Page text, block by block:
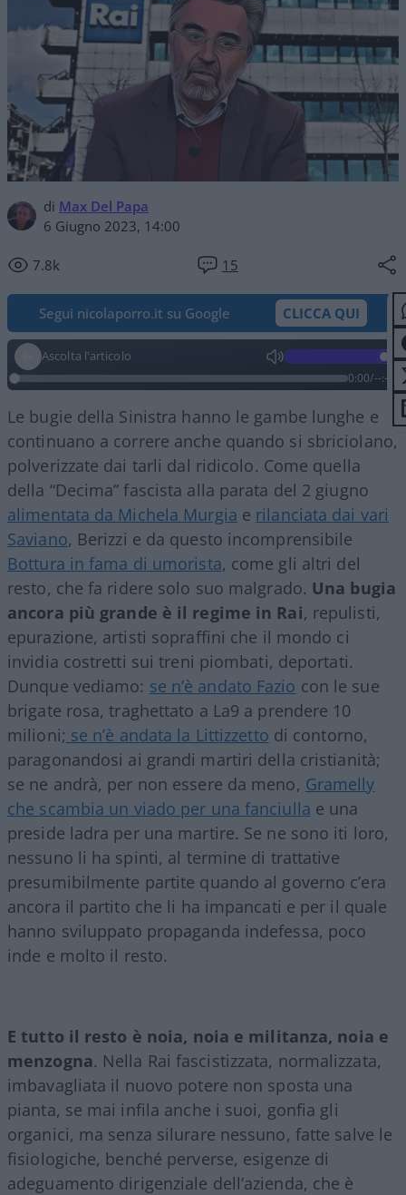
di Max Del Papa
6 Giugno 2023, 14:00
7.8k 15
Segui nicolaporro.it su Google CLICCA QUI
Ascolta l'articolo
0:00/--:--
Le bugie della Sinistra hanno le gambe lunghe e
continuano a correre anche quando si sbriciolano,
polverizzate dai tarli dal ridicolo. Come quella
della “Decima” fascista alla parata del 2 giugno
alimentata da Michela Murgia e rilanciata dai vari
Saviano, Berizzi e da questo incomprensibile
Bottura in fama di umorista, come gli altri del
resto, che fa ridere solo suo malgrado. Una bugia
ancora più grande è il regime in Rai, repulisti,
epurazione, artisti sopraffini che il mondo ci
invidia costretti sui treni piombati, deportati.
Dunque vediamo: se n’è andato Fazio con le sue
brigate rosa, traghettato a La9 a prendere 10
milioni; se n’è andata la Littizzetto di contorno,
paragonandosi ai grandi martiri della cristianità;
se ne andrà, per non essere da meno, Gramelly
che scambia un viado per una fanciulla e una
preside ladra per una martire. Se ne sono iti loro,
nessuno li ha spinti, al termine di trattative
presumibilmente partite quando al governo c’era
ancora il partito che li ha impancati e per il quale
hanno sviluppato propaganda indefessa, poco
inde e molto il resto.
E tutto il resto è noia, noia e militanza, noia e
menzogna. Nella Rai fascistizzata, normalizzata,
imbavagliata il nuovo potere non sposta una
pianta, se mai infila anche i suoi, gonfia gli
organici, ma senza silurare nessuno, fatte salve le
fisiologiche, benché perverse, esigenze di
adeguamento dirigenziale dell’azienda, che è